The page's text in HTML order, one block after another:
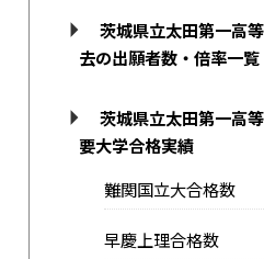
茨城県立太田第一高
去の出願者数・倍率一覧
茨城県立太田第一高
要大学合格実績
難関国立大合格数
早慶上理合格数